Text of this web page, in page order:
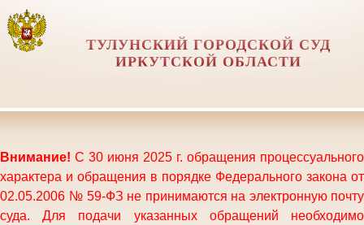
ТУЛУНСКИЙ ГОРОДСКОЙ СУД
ИРКУТСКОЙ ОБЛАСТИ
Внимание! С 30 июня 2025 г. обращения процессуального
характера и обращения в порядке Федерального закона от
02.05.2006 № 59-ФЗ не принимаются на электронную почту
суда. Для подачи указанных обращений необходимо